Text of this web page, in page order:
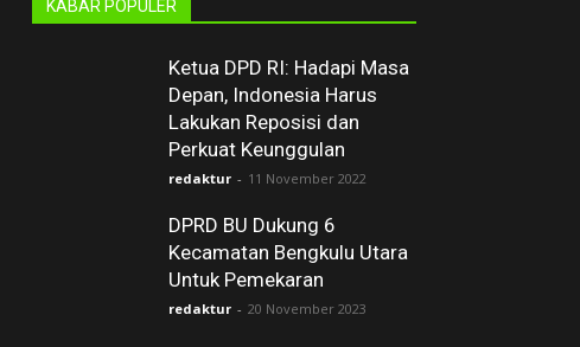
KABAR POPULER
Ketua DPD RI: Hadapi Masa
Depan, Indonesia Harus
Lakukan Reposisi dan
Perkuat Keunggulan
redaktur - 11 November 2022
DPRD BU Dukung 6
Kecamatan Bengkulu Utara
Untuk Pemekaran
redaktur - 20 November 2023